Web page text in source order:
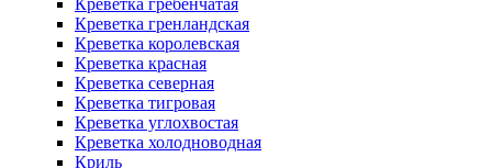
Креветка гребенчатая
Креветка гренландская
Креветка королевская
Креветка красная
Креветка северная
Креветка тигровая
Креветка углохвостая
Креветка холодноводная
Криль